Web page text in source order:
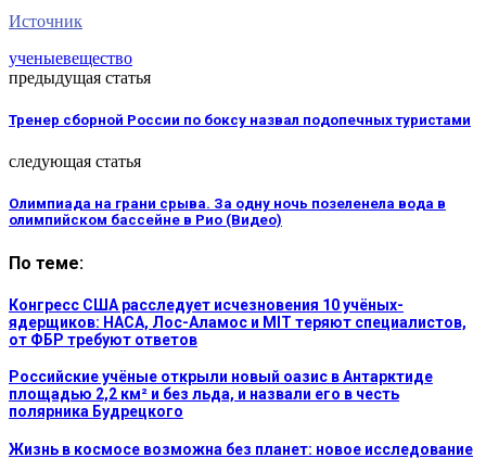
Источник
ученыевещество
предыдущая статья
Тренер сборной России по боксу назвал подопечных туристами
следующая статья
Олимпиада на грани срыва. За одну ночь позеленела вода в
олимпийском бассейне в Рио (Видео)
По теме:
Конгресс США расследует исчезновения 10 учёных-
ядерщиков: НАСА, Лос-Аламос и MIT теряют специалистов,
от ФБР требуют ответов
Российские учёные открыли новый оазис в Антарктиде
площадью 2,2 км² и без льда, и назвали его в честь
полярника Будрецкого
Жизнь в космосе возможна без планет: новое исследование